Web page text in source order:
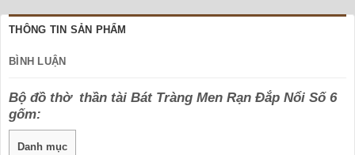
THÔNG TIN SẢN PHẨM
BÌNH LUẬN
Bộ đồ thờ thần tài Bát Tràng Men Rạn Đắp Nổi Số 6
gốm:
Danh mục